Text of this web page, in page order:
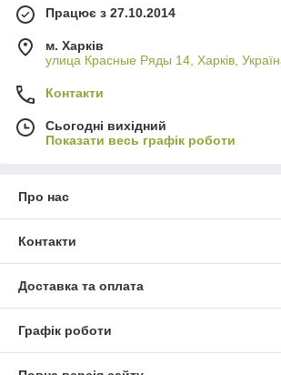
Працює з 27.10.2014
м. Харків
улица Красные Ряды 14, Харків,
Контакти
Сьогодні вихідний
Показати весь графік роботи
Про нас
Контакти
Доставка та оплата
Графік роботи